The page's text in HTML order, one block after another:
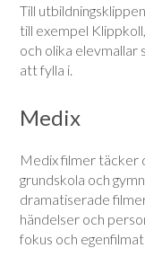
Till
till exempel
och olika elevmallar
att fylla i.
Medix
Medix filmer täcker
grundskola och
dramatiserade
händelser och
fokus och